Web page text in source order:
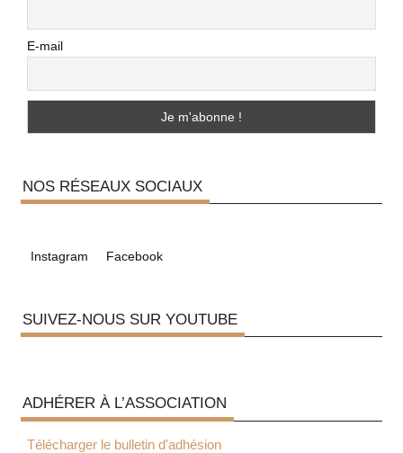
E-mail
NOS RÉSEAUX SOCIAUX
Instagram Facebook
SUIVEZ-NOUS SUR YOUTUBE
ADHÉRER À L’ASSOCIATION
Télécharger le bulletin d'adhésion